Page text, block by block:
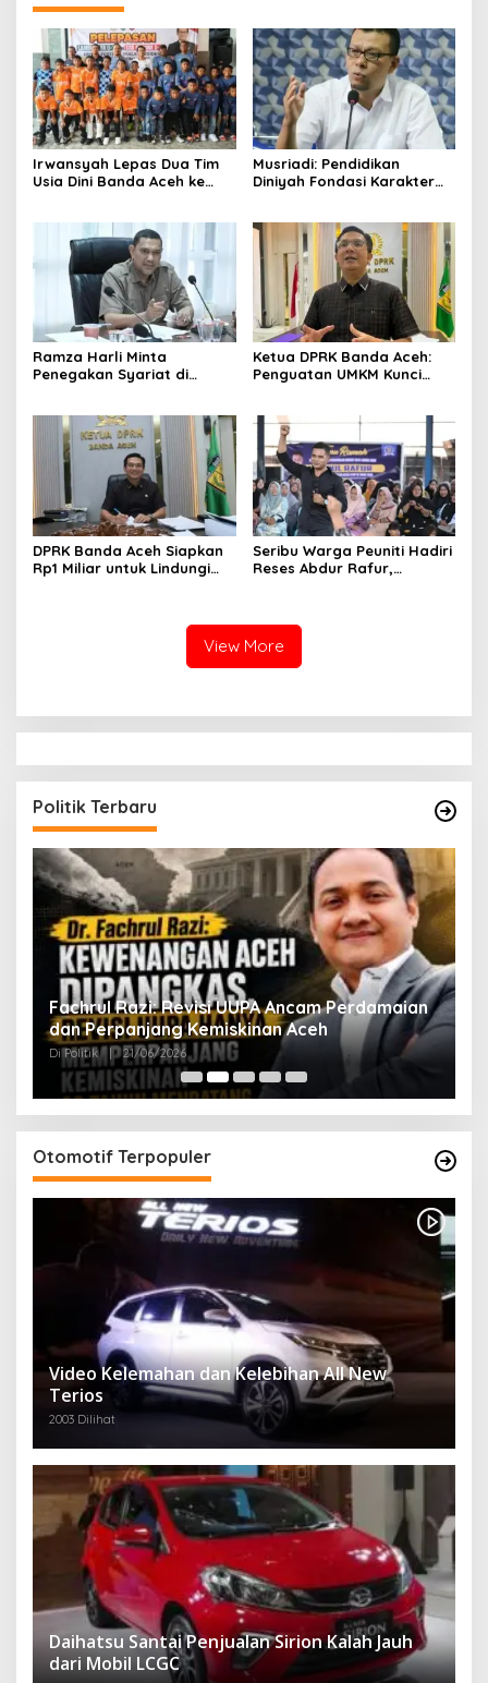
Irwansyah Lepas Dua Tim
Usia Dini Banda Aceh ke
Musriadi: Pendidikan
Diniyah Fondasi Karakter
Ramza Harli Minta
Penegakan Syariat di
Ketua DPRK Banda Aceh:
Penguatan UMKM Kunci
DPRK Banda Aceh Siapkan
Rp1 Miliar untuk Lindungi
Seribu Warga Peuniti Hadiri
Reses Abdur Rafur,
View More
Politik Terbaru
Fachrul Razi: Revisi UUPA Ancam Perdamaian
dan Perpanjang Kemiskinan Aceh
Di Politik 21/06/2026
Otomotif Terpopuler
Video Kelemahan dan Kelebihan All New
Terios
2003 Dilihat
Daihatsu Santai Penjualan Sirion Kalah Jauh
dari Mobil LCGC